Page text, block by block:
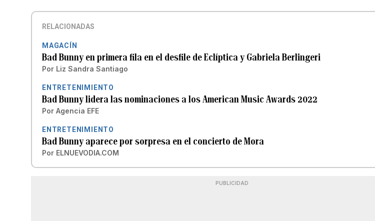
RELACIONADAS
MAGACÍN
Bad Bunny en primera fila en el desfile de Eclíptica y Gabriela Berlingeri
Por Liz Sandra Santiago
ENTRETENIMIENTO
Bad Bunny lidera las nominaciones a los American Music Awards 2022
Por Agencia EFE
ENTRETENIMIENTO
Bad Bunny aparece por sorpresa en el concierto de Mora
Por ELNUEVODIA.COM
PUBLICIDAD